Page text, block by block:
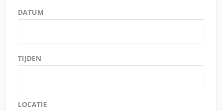
DATUM
TIJDEN
LOCATIE